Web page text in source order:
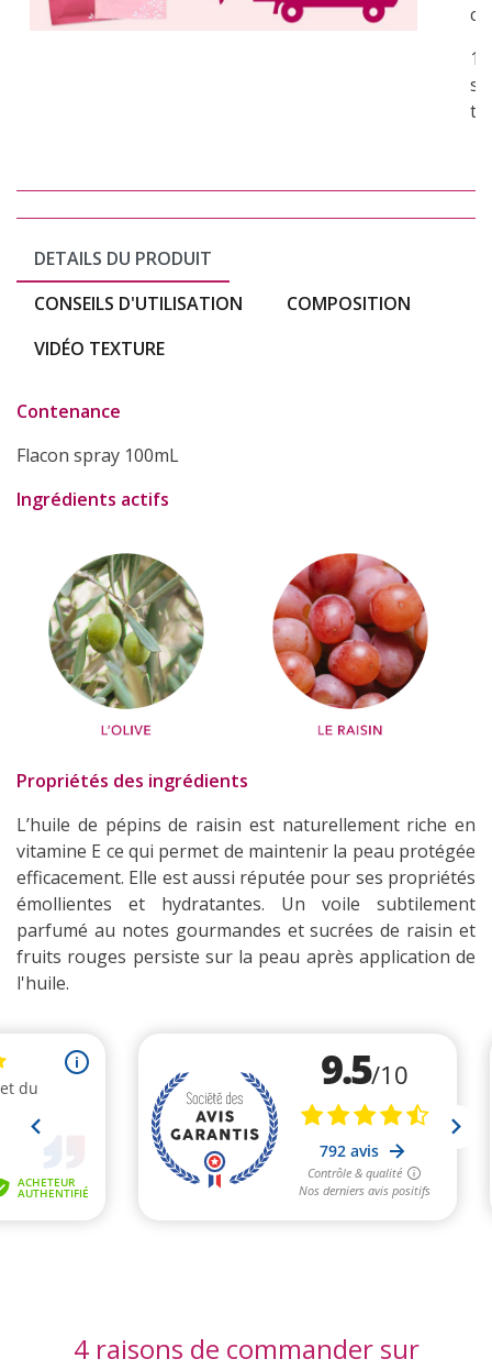
1
DETAILS DU PRODUIT
CONSEILS D'UTILISATION
COMPOSITION
VIDÉO TEXTURE
Contenance
Flacon spray 100mL
Ingrédients actifs
Propriétés des ingrédients
L’huile de pépins de raisin est naturellement riche en
vitamine E ce qui permet de maintenir la peau protégée
efficacement. Elle est aussi réputée pour ses propriétés
émollientes et hydratantes. Un voile subtilement
parfumé au notes gourmandes et sucrées de raisin et
fruits rouges persiste sur la peau après application de
l'huile.
4 raisons de commander sur